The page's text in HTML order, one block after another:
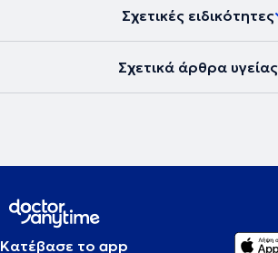
Σχετικές ειδικότητες
Σχετικά άρθρα υγείας
Κατέβασε το app